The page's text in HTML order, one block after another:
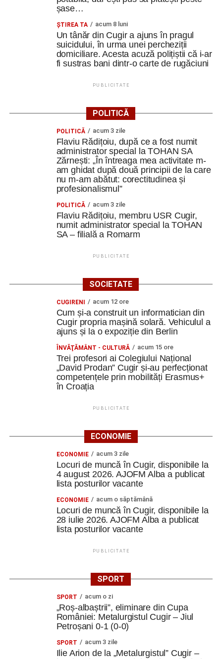
Cum și-a construit un informatician din Cugir propria
mașină solară. Vehiculul a ajuns și la o expoziție din
Trei profesori ai Colegiului Național „David Prodan”
Cugir și-au perfecționat competențele prin
antreprenorul Alexandru Jittu care a lucrat pentru
Elon Musk: „Dacă nu faci asta ai mari șanse să
Messenger WhatsApp Twitter Email
șase…
ȘTIREA TA acum 8 luni
Un tânăr din Cugir a ajuns în pragul
suicidului, în urma unei percheziții
domiciliare. Acesta acuză polițiștii că i-ar
fi sustras bani dintr-o carte de rugăciuni
PUBLICITATE
POLITICĂ
POLITICĂ acum 3 zile
Flaviu Rădițoiu, după ce a fost numit
administrator special la TOHAN SA
Zărnești: „În întreaga mea activitate m-
am ghidat după două principii de la care
nu m-am abătut: corectitudinea și
profesionalismul”
POLITICĂ acum 3 zile
Flaviu Rădițoiu, membru USR Cugir,
numit administrator special la TOHAN
SA – filială a Romarm
PUBLICITATE
SOCIETATE
CUGIRENI acum 12 ore
Cum și-a construit un informatician din
Cugir propria mașină solară. Vehiculul a
ajuns și la o expoziție din Berlin
ÎNVĂŢĂMÂNT - CULTURĂ acum 15 ore
Trei profesori ai Colegiului Național
„David Prodan” Cugir și-au perfecționat
competențele prin mobilități Erasmus+
în Croația
PUBLICITATE
ECONOMIE
ECONOMIE acum 3 zile
Locuri de muncă în Cugir, disponibile la
4 august 2026. AJOFM Alba a publicat
lista posturilor vacante
ECONOMIE acum o săptămână
Locuri de muncă în Cugir, disponibile la
28 iulie 2026. AJOFM Alba a publicat
lista posturilor vacante
PUBLICITATE
SPORT
SPORT acum o zi
„Roș-albaștrii”, eliminare din Cupa
României: Metalurgistul Cugir – Jiul
Petroșani 0-1 (0-0)
SPORT acum 3 zile
Ilie Arion de la „Metalurgistul” Cugir –